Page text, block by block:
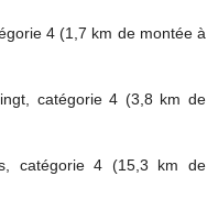
4 (1,7 km de montée à
catégorie 4 (3,8 km de
catégorie 4 (15,3 km de